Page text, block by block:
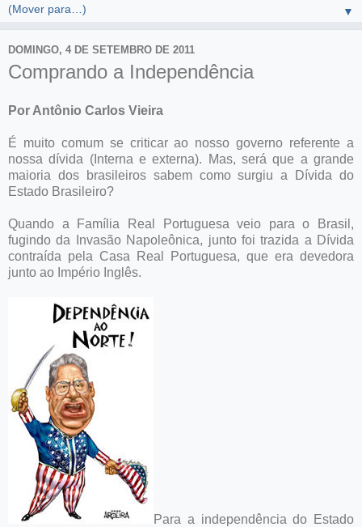
▼
DOMINGO, 4 DE SETEMBRO DE 2011
Comprando a Independência
Por Antônio Carlos Vieira
É muito comum se criticar ao nosso governo referente a
nossa dívida (Interna e externa). Mas, será que a grande
maioria dos brasileiros sabem como surgiu a Dívida do
Estado Brasileiro?
Quando a Família Real Portuguesa veio para o Brasil,
fugindo da Invasão Napoleônica, junto foi trazida a Dívida
contraída pela Casa Real Portuguesa, que era devedora
junto ao Império Inglês.
Para a independência do Estado